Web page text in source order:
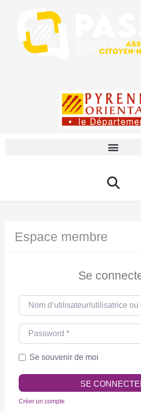
Espace membre
Se
Nom d’utilisateur/utilisatrice ou e-
Password
Se souvenir de moi
SE
Créer un compte